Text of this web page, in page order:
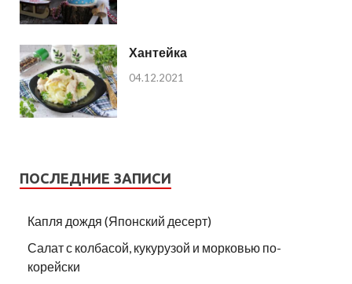
Хантейка
04.12.2021
ПОСЛЕДНИЕ ЗАПИСИ
Капля дождя (Японский десерт)
Салат с колбасой, кукурузой и морковью по-
корейски